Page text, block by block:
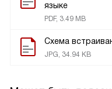
языке
PDF, 3.49 MB
Схема
JPG, 34.94 KB